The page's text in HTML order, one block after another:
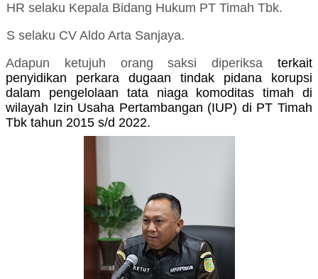
HR selaku Kepala Bidang Hukum PT Timah Tbk.
S selaku CV Aldo Arta Sanjaya.
Adapun ketujuh orang saksi diperiksaterkait
penyidikan perkara dugaan tindak pidana korupsi
dalam pengelolaan tata niaga komoditas timah di
wilayah Izin Usaha Pertambangan (IUP) di PT Timah
Tbk tahun 2015 s/d 2022.